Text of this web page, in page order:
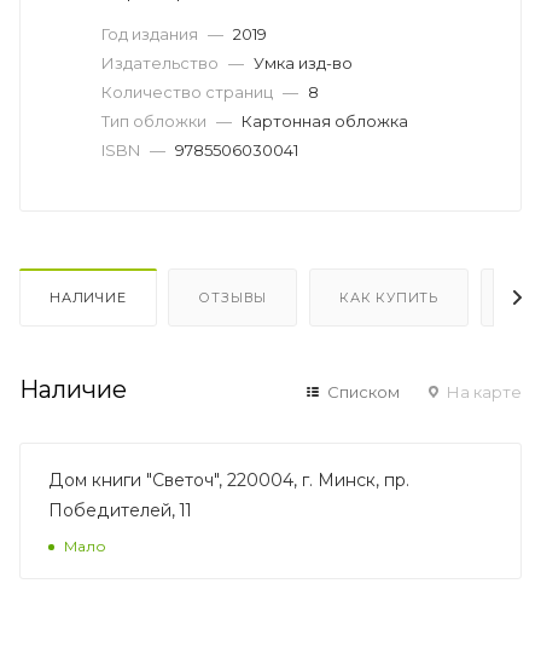
Год издания — 2019
Издательство — Умка изд-во
Количество страниц — 8
Тип обложки — Картонная обложка
ISBN — 9785506030041
НАЛИЧИЕ ОТЗЫВЫ КАК КУПИТЬ
Наличие Списком На карте
Дом книги "Светоч", 220004, г. Минск, пр.
Победителей, 11
Мало